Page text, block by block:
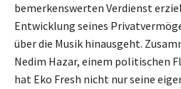
bemerkenswerten Verdienst
Entwicklung seines
über die Musik hinausgeht.
Nedim Hazar, einem politischen
hat Eko Fresh nicht nur seine